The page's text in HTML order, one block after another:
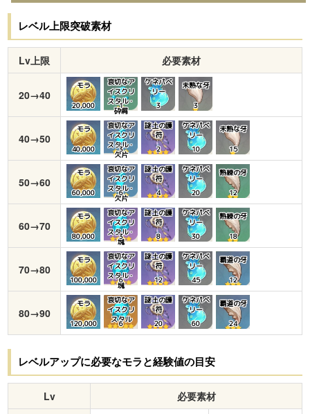
レベル上限突破素材
Lv上限 必要素材
20→40
モラ
20,000
哀切なア
イスクリ
スタル・
砕屑
1
ケネパベ
リー
3
未熟な牙
3
40→50
モラ
40,000
哀切なア
イスクリ
スタル・
欠片
3
謎土の護
符
2
ケネパベ
リー
10
未熟な牙
15
50→60
モラ
60,000
哀切なア
イスクリ
スタル・
欠片
6
謎土の護
符
4
ケネパベ
リー
20
熟練の牙
12
60→70
モラ
80,000
哀切なア
イスクリ
スタル・
塊
3
謎土の護
符
8
ケネパベ
リー
30
熟練の牙
18
70→80
モラ
100,000
哀切なア
イスクリ
スタル・
塊
6
謎土の護
符
12
ケネパベ
リー
45
覇道の牙
12
80→90
モラ
120,000
哀切なア
イスクリ
スタル
6
謎土の護
符
20
ケネパベ
リー
60
覇道の牙
24
レベルアップに必要なモラと経験値の目安
Lv 必要素材